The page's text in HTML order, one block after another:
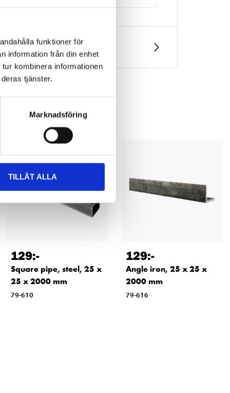
funktioner för
information från din enhet
kombinera informationen
tjänster.
Marknadsföring
TILLÅT ALLA
129:-
Square pipe, steel, 25 x
25 x 2000 mm
79-610
129:-
Angle iron, 25 x 25 x
2000 mm
79-616